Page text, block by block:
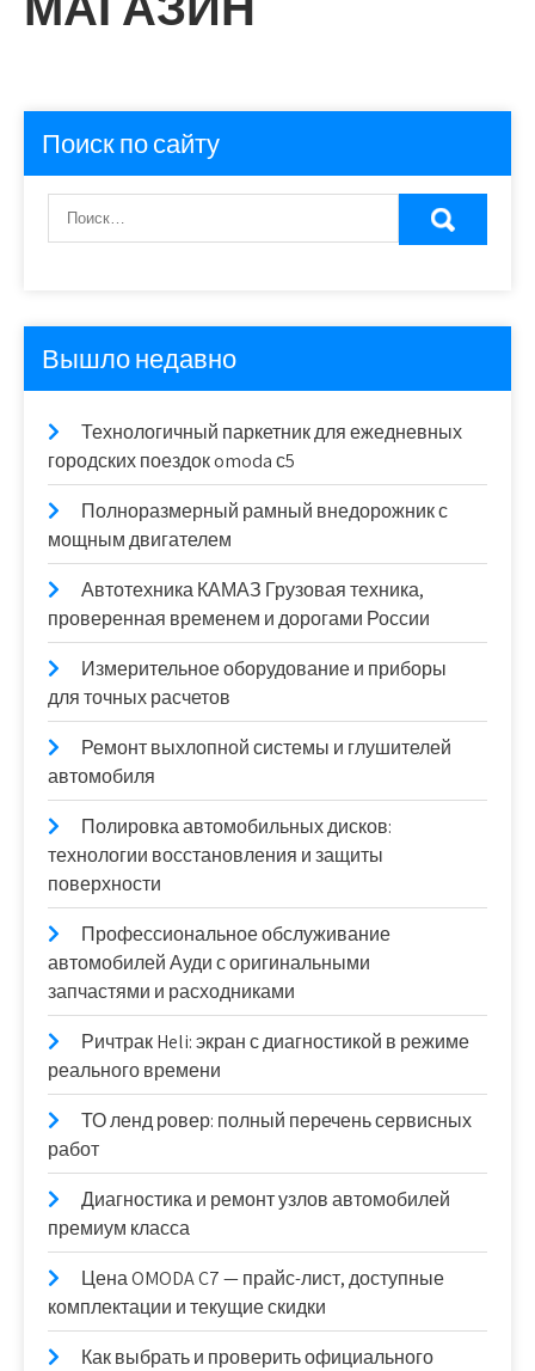
Поиск по сайту
Вышло недавно
Технологичный паркетник для ежедневных
городских поездок omoda с5
Полноразмерный рамный внедорожник с
мощным двигателем
Автотехника КАМАЗ Грузовая техника,
проверенная временем и дорогами России
Измерительное оборудование и приборы
для точных расчетов
Ремонт выхлопной системы и глушителей
автомобиля
Полировка автомобильных дисков:
технологии восстановления и защиты
поверхности
Профессиональное обслуживание
автомобилей Ауди с оригинальными
запчастями и расходниками
Ричтрак Heli: экран с диагностикой в режиме
реального времени
ТО ленд ровер: полный перечень сервисных
работ
Диагностика и ремонт узлов автомобилей
премиум класса
Цена OMODA C7 — прайс-лист, доступные
комплектации и текущие скидки
Как выбрать и проверить официального